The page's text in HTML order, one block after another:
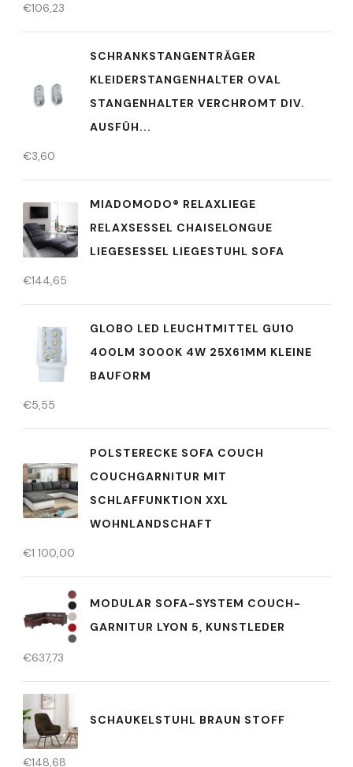
€106,23
SCHRANKSTANGENTRÄGER
KLEIDERSTANGENHALTER OVAL
STANGENHALTER VERCHROMT DIV.
AUSFÜH...
€3,60
MIADOMODO® RELAXLIEGE
RELAXSESSEL CHAISELONGUE
LIEGESESSEL LIEGESTUHL SOFA
€144,65
GLOBO LED LEUCHTMITTEL GU10
400LM 3000K 4W 25X61MM KLEINE
BAUFORM
€5,55
POLSTERECKE SOFA COUCH
COUCHGARNITUR MIT
SCHLAFFUNKTION XXL
WOHNLANDSCHAFT
€1 100,00
MODULAR SOFA-SYSTEM COUCH-
GARNITUR LYON 5, KUNSTLEDER
€637,73
SCHAUKELSTUHL BRAUN STOFF
€148,68